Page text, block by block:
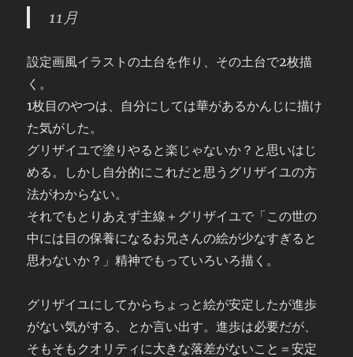
11月
設定画風イラストの土台を作り、その土台で2枚描
く。
1枚目のやつは、自分にしては華があるかんじに描け
た気がした。
グリザイユで塗りやると楽じゃないか？と思いはじ
める。しかし自分的にこれだと思うグリザイユの方
法がわからない。
それでもとりあえず主線＋グリザイユで「この世の
中には目の保養になるお兄さんの絵が少なすぎると
思わないか？」精神でもっていろいろ描く。
グリザイユにしてからちょっと絵が安定したが進歩
がない気がする、とか言い出す。進歩は必要だが、
そもそもクオリティに大きな落差がないこと＝安定